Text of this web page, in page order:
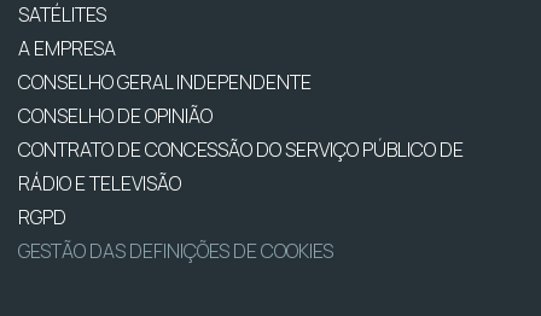
SATÉLITES
A EMPRESA
CONSELHO GERAL INDEPENDENTE
CONSELHO DE OPINIÃO
CONTRATO DE CONCESSÃO DO SERVIÇO PÚBLICO DE
RÁDIO E TELEVISÃO
RGPD
GESTÃO DAS DEFINIÇÕES DE COOKIES